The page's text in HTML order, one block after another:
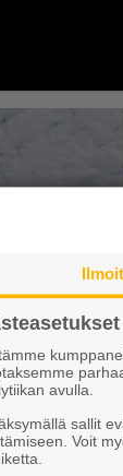
avulla.
sallit
Voit